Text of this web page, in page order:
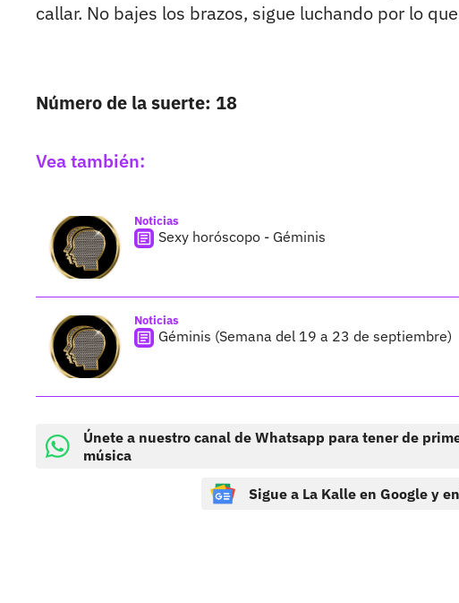
callar. No bajes los brazos, sigue luchando por lo
Número de la suerte: 18
Vea también:
Noticias
Sexy horóscopo - Géminis
Noticias
Géminis (Semana del 19 a 23 de septiembre)
Únete a nuestro canal de Whatsapp para tener de
música
Sigue a La Kalle en Google y